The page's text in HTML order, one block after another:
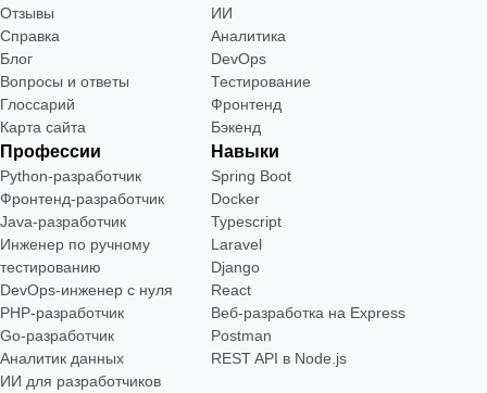
Отзывы
Справка
Блог
Вопросы и ответы
Глоссарий
Карта сайта
ИИ
Аналитика
DevOps
Тестирование
Фронтенд
Бэкенд
Профессии
Python-разработчик
Фронтенд-разработчик
Java-разработчик
Инженер по ручному
тестированию
DevOps-инженер с нуля
РНР-разработчик
Go-разработчик
Аналитик данных
ИИ для разработчиков
Навыки
Spring Boot
Docker
Typescript
Laravel
Django
React
Веб-разработка на Express
Postman
REST API в Node.js